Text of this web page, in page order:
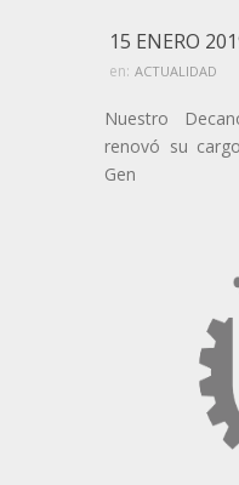
15 ENERO
en: ACTUALIDAD
Nuestro
renovó su
Gen